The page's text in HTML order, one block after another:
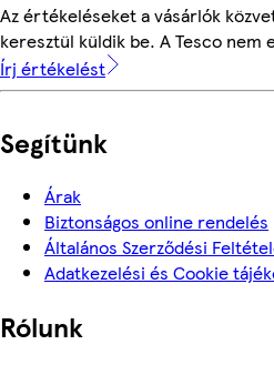
Az értékeléseket a vásárlók
keresztül küldik be. A Tesco
Írj értékelést
Segítünk
Árak
Biztonságos online rendelés
Általános Szerződési
Adatkezelési és Cookie
Rólunk